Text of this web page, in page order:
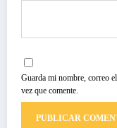
Guarda mi nombre, correo
vez que comente.